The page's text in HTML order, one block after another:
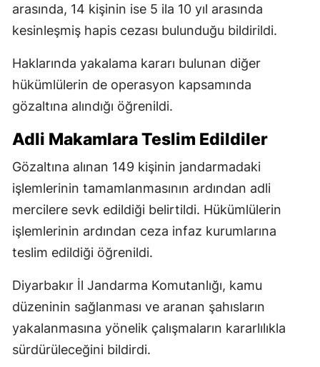
arasında, 14 kişinin ise 5 ila 10 yıl arasında
kesinleşmiş hapis cezası bulunduğu bildirildi.
Haklarında yakalama kararı bulunan diğer
hükümlülerin de operasyon kapsamında
gözaltına alındığı öğrenildi.
Adli Makamlara Teslim Edildiler
Gözaltına alınan 149 kişinin jandarmadaki
işlemlerinin tamamlanmasının ardından adli
mercilere sevk edildiği belirtildi. Hükümlülerin
işlemlerinin ardından ceza infaz kurumlarına
teslim edildiği öğrenildi.
Diyarbakır İl Jandarma Komutanlığı, kamu
düzeninin sağlanması ve aranan şahısların
yakalanmasına yönelik çalışmaların kararlılıkla
sürdürüleceğini bildirdi.